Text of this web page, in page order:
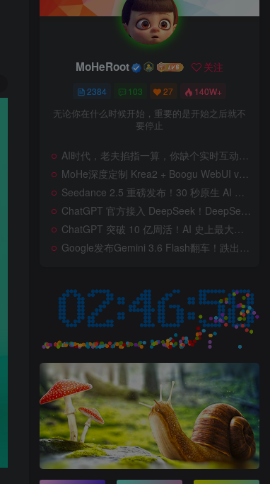
MoHeRoot 关注
2384 103 27 140W+
无论你在什么时候开始，重要的是开始之后就不
要停止
AI时代，老夫掐指一算，你缺个实时互动的 AI 赛博女友！无需 API、完全免费、实时语音互动，零延迟打造专属 AI 数字女友，附本地部署教程！
MoHe深度定制 Krea2 + Boogu WebUI v2.0 重磅发布！专为 AI 室内设计师打造，一键切换定制工作流，彻底告别 ComfyUI 复杂节点，一键生图！
Seedance 2.5 重磅发布！30 秒原生 AI 视频、50 个多模态参考、原位编辑全上线，告别抽卡盲盒，AI 视频正式进入导演时代！
ChatGPT 官方接入 DeepSeek！DeepSeek V4 Flash 0731 重磅开源发布！AI 编程能力全面升级，支持识图、支持 Responses API，本地部署全攻略！
ChatGPT 突破 10 亿周活！AI 史上最大用户奇迹背后，OpenAI 正面对一场百亿美元级商业挑战
Google发布Gemini 3.6 Flash翻车！跌出全球智能榜前十！Google 新模型遭遇口碑争议，附个人一些使用体验——变慢/降智/弱智，Gemini现在真的是一团糟，Google版豆包！